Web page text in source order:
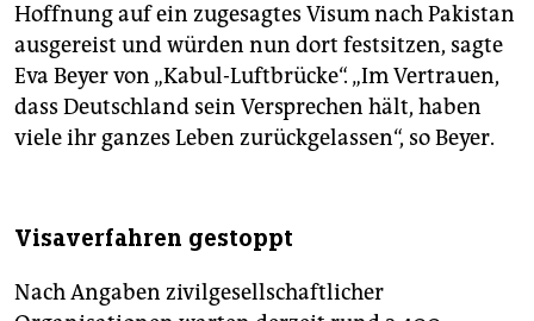
Hoffnung auf ein zugesagtes Visum nach Pakistan
ausgereist und würden nun dort festsitzen, sagte
Eva Beyer von „Kabul-Luftbrücke“. „Im Vertrauen,
dass Deutschland sein Versprechen hält, haben
viele ihr ganzes Leben zurückgelassen“, so Beyer.
Visaverfahren gestoppt
Nach Angaben zivilgesellschaftlicher